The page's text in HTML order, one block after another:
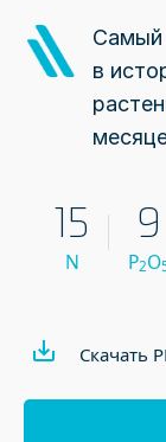
Самый
в
15
N
9
P2O
Скачать